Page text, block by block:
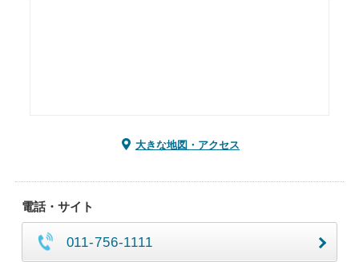
大きな地図・アクセス
電話・サイト
011-756-1111